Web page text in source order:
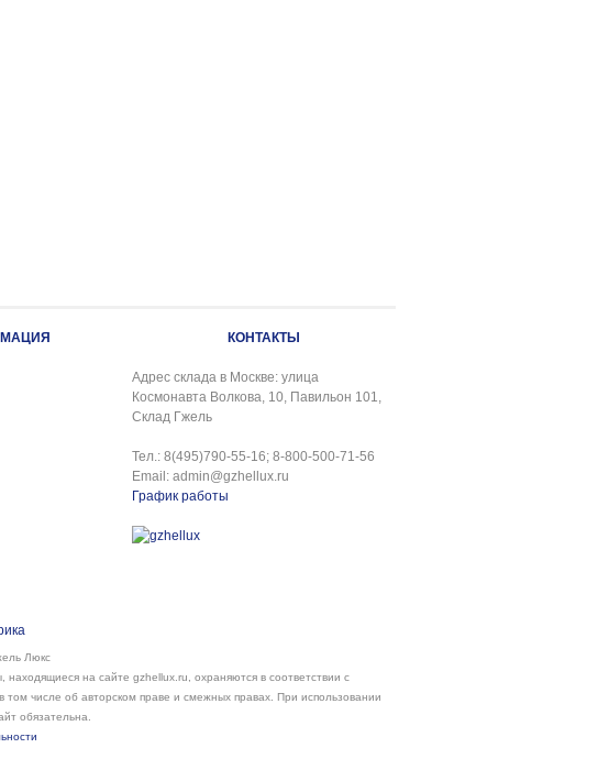
КОНТАКТЫ
Адрес склада в Москве: улица
Космонавта Волкова, 10, Павильон 101,
Склад Гжель
Тел.: 8(495)790-55-16; 8-800-500-71-56
Email: admin@gzhellux.ru
График работы
Люкс
находящиеся на сайте gzhellux.ru, охраняются в соответствии с
том числе об авторском праве и смежных правах. При использовании
обязательна.